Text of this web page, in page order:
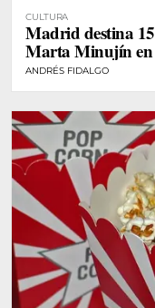
CULTURA
Madrid destina
Marta Minujín en
ANDRÉS FIDALGO